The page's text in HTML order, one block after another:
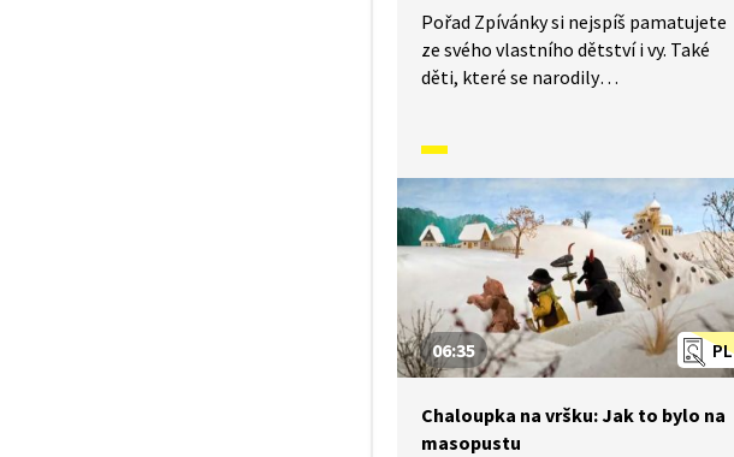
Pořad Zpívánky si nejspíš pamatujete
ze svého vlastního dětství i vy. Také
děti, které se narodily
tradicemi a způsobem života, který
naši předkové žili. V krátkých
příbězích představíme písničky
i dobový kontext, ve kterém vznikly.
V tomto díle se naučíme Fašank,
fašank.
PL
06:35
Chaloupka na vršku: Jak to bylo na
masopustu